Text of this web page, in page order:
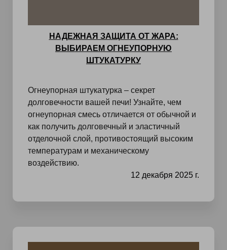
НАДЕЖНАЯ ЗАЩИТА ОТ ЖАРА:
ВЫБИРАЕМ ОГНЕУПОРНУЮ
ШТУКАТУРКУ
Огнеупорная штукатурка – секрет
долговечности вашей печи! Узнайте, чем
огнеупорная смесь отличается от обычной и
как получить долговечный и эластичный
отделочной слой, противостоящий высоким
температурам и механическому
воздействию.
12 декабря 2025 г.